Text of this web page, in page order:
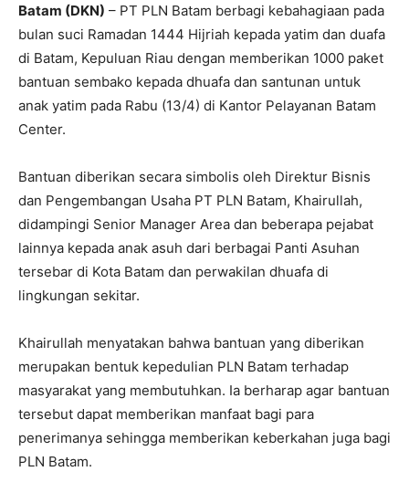
Batam (DKN) – PT PLN Batam berbagi kebahagiaan pada
bulan suci Ramadan 1444 Hijriah kepada yatim dan duafa
di Batam, Kepuluan Riau dengan memberikan 1000 paket
bantuan sembako kepada dhuafa dan santunan untuk
anak yatim pada Rabu (13/4) di Kantor Pelayanan Batam
Center.
Bantuan diberikan secara simbolis oleh Direktur Bisnis
dan Pengembangan Usaha PT PLN Batam, Khairullah,
didampingi Senior Manager Area dan beberapa pejabat
lainnya kepada anak asuh dari berbagai Panti Asuhan
tersebar di Kota Batam dan perwakilan dhuafa di
lingkungan sekitar.
Khairullah menyatakan bahwa bantuan yang diberikan
merupakan bentuk kepedulian PLN Batam terhadap
masyarakat yang membutuhkan. Ia berharap agar bantuan
tersebut dapat memberikan manfaat bagi para
penerimanya sehingga memberikan keberkahan juga bagi
PLN Batam.